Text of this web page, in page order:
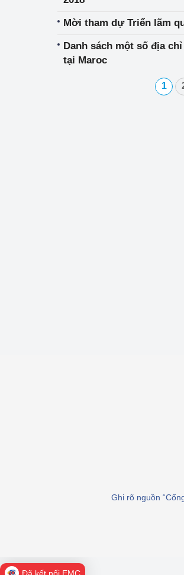
Mời tham dự Triển lãm
Danh sách một số địa
tại Maroc
1
Ghi rõ nguồn